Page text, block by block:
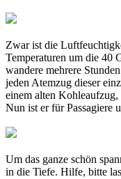
Zwar ist die
Temperaturen um die 40
wandere mehrere
jeden Atemzug dieser
einem alten
Nun ist er für Passagiere
Um das ganze schön
in die Tiefe. Hilfe, bitte